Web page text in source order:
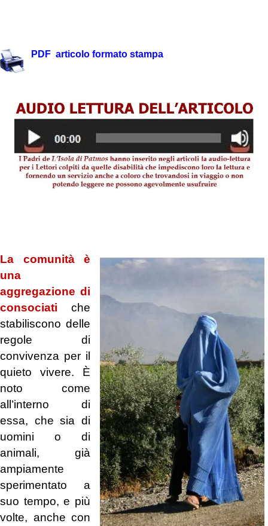
PDF articolo formato stampa
La comunità è
una
aggregazione di
consociati che
stabiliscono delle
regole di
convivenza per il
quieto vivere. È
noto come
all’interno di
essa, che sia di
uomini o di
animali, già
ampiamente
sperimentato a
suo tempo, e più
volte, anche con